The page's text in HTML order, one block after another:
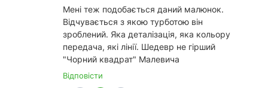
Мені теж подобається даний малюнок.
Відчувається з якою турботою він
зроблений. Яка деталізація, яка кольору
передача, які лінії. Шедевр не гірший
"Чорний квадрат" Малевича
Відповісти